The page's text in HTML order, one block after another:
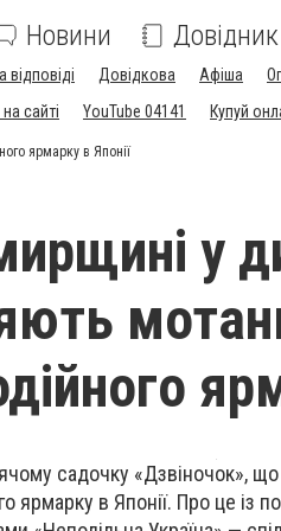
Новини Довідник
відповіді Довідкова Афіша
сайті
YouTube 04141 Купуй
ярмарку в Японії
у
садочку «Дзвіночок»,
ярмарку в Японії. Про це